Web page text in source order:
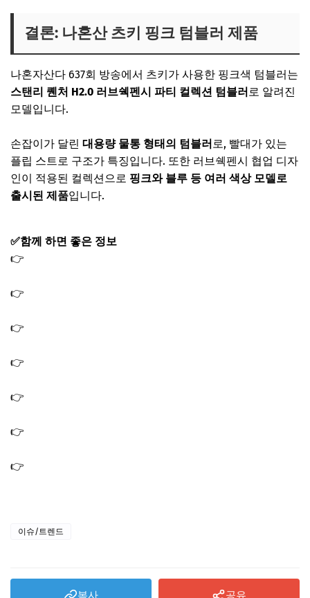
결론: 나혼산 츠키 핑크 텀블러 제품
나혼자산다 637회 방송에서 츠키가 사용한 핑크색 텀블러는
스탠리 퀜처 H2.0 러브쉑펜시 파티 컬렉션 텀블러 로 알려진
모델입니다.
손잡이가 달린 대용량 물통 형태의 텀블러 로, 빨대가 있는
플립 스트로 구조가 특징입니다. 또한 러브쉑펜시 협업 디자
인이 적용된 컬렉션으로 핑크와 블루 등 여러 색상 모델로
출시된 제품입니다.
✅함께 하면 좋은 정보
👉
👉
👉
👉
👉
👉
👉
이슈/트렌드
복사 공유